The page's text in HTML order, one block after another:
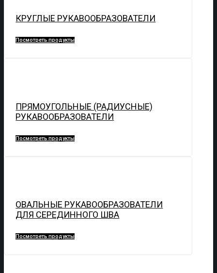
КРУГЛЫЕ РУКАВООБРАЗОВАТЕЛИ
Посмотреть продукты
ПРЯМОУГОЛЬНЫЕ (РАДИУСНЫЕ)
РУКАВООБРАЗОВАТЕЛИ
Посмотреть продукты
ОВАЛЬНЫЕ РУКАВООБРАЗОВАТЕЛИ
ДЛЯ СЕРЕДИННОГО ШВА
Посмотреть продукты